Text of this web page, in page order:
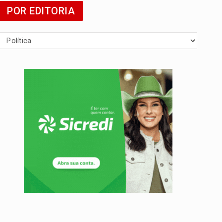
escola
POR EDITORIA